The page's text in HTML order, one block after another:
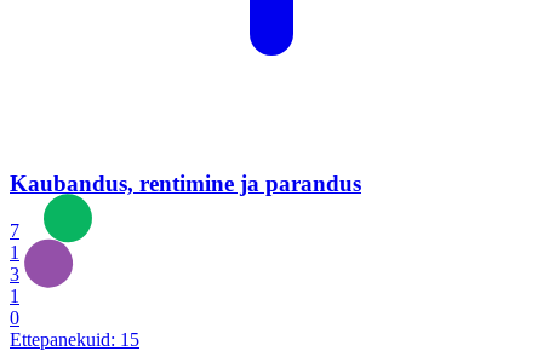
Kaubandus, rentimine ja parandus
7
1
3
1
0
Ettepanekuid: 15